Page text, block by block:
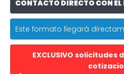
CONTACTO DIRECTO CON EL
Este formato llegará
EXCLUSIVO